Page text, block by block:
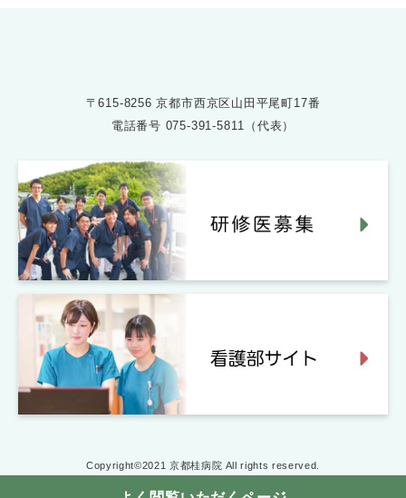
〒615-8256 京都市西京区山田平尾町17番
電話番号 075-391-5811（代表）
Copyright©2021 京都桂病院 All rights reserved.